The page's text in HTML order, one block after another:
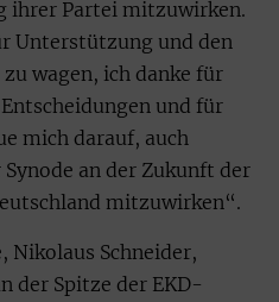
ihrer Partei mitzuwirken.
Unterstützung und den
wagen, ich danke für
und für
mich darauf, auch
an der Zukunft der
mitzuwirken“.
Nikolaus Schneider,
der Spitze der EKD-